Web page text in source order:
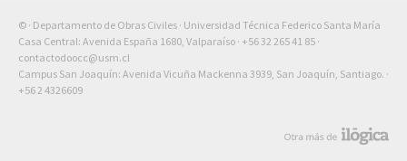
© · Departamento de Obras Civiles · Universidad Técnica Federico Santa María
Casa Central: Avenida España 1680, Valparaíso · +56 32 265 41 85 ·
contactodoocc@usm.cl
Campus San Joaquín: Avenida Vicuña Mackenna 3939, San Joaquín, Santiago. ·
+56 2 4326609